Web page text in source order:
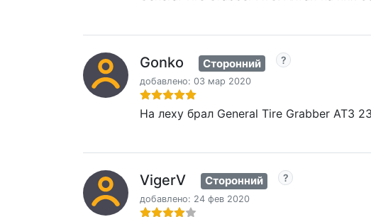
Gonko Сторонний
добавлено: 03 мар 2020
На леху брал General Tire Grabber AT3
VigerV Сторонний
добавлено: 24 фев 2020